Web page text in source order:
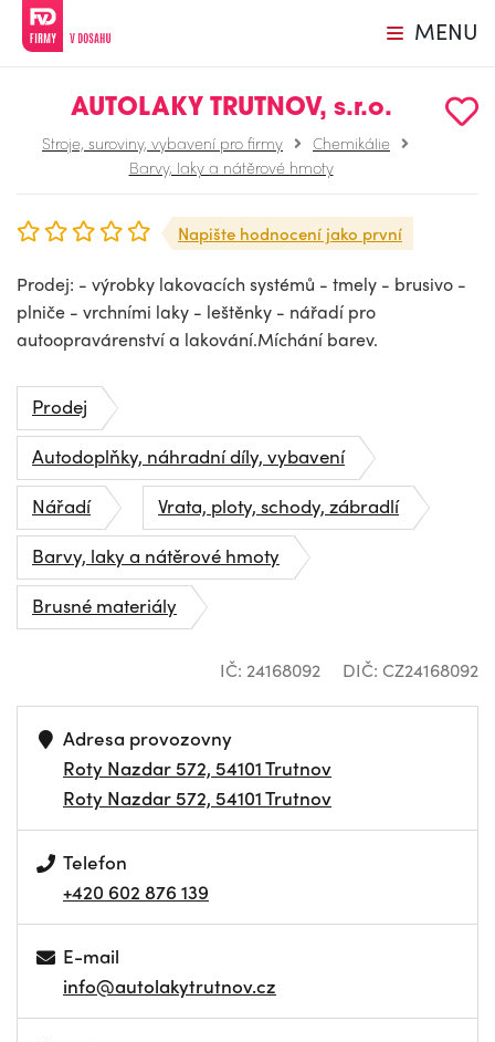
MENU
AUTOLAKY TRUTNOV, s.r.o.
Stroje, suroviny, vybavení pro firmy
Chemikálie
Barvy, laky a nátěrové hmoty
Napište hodnocení jako první
Prodej: - výrobky lakovacích systémů - tmely - brusivo -
plniče - vrchními laky - leštěnky - nářadí pro
autoopravárenství a lakování.Míchání barev.
Prodej
Autodoplňky, náhradní díly, vybavení
Nářadí
Vrata, ploty, schody, zábradlí
Barvy, laky a nátěrové hmoty
Brusné materiály
IČ: 24168092 DIČ: CZ24168092
Adresa provozovny
Roty Nazdar 572, 54101 Trutnov
Roty Nazdar 572, 54101 Trutnov
Telefon
+420 602 876 139
E-mail
info@autolakytrutnov.cz